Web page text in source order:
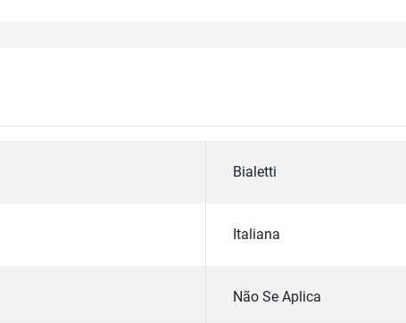
Bialetti
Italiana
Não Se Aplica